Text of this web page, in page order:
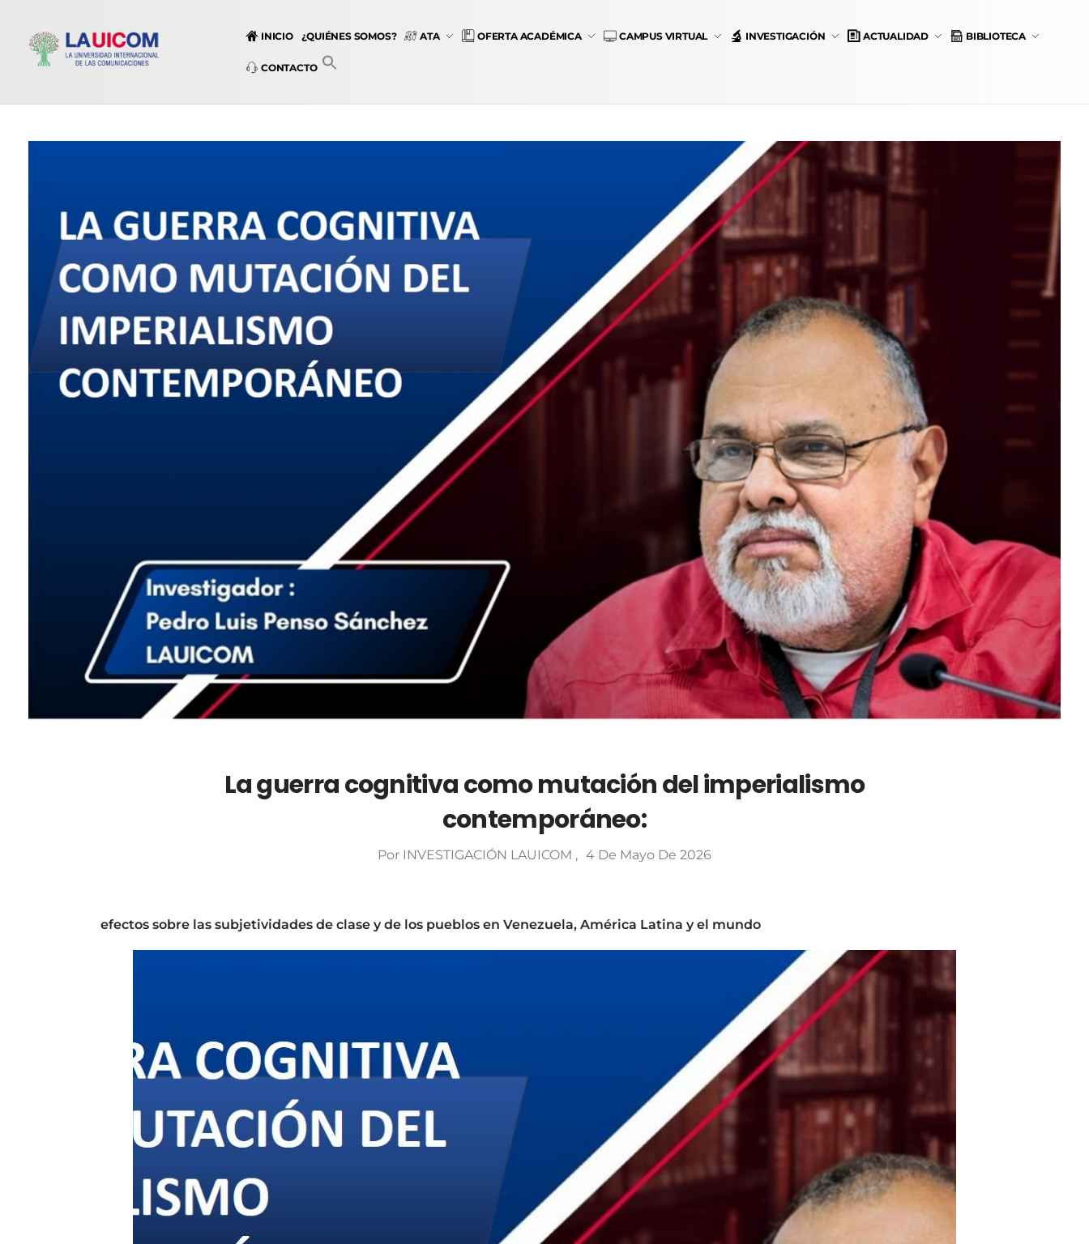
INICIO ¿QUIÉNES SOMOS? ATA OFERTA ACADÉMICA CAMPUS VIRTUAL INVESTIGACIÓN ACTUALIDAD BIBLIOTECA
CONTACTO
La guerra cognitiva como mutación del imperialismo
contemporáneo:
4 De Mayo De 2026
Por INVESTIGACIÓN LAUICOM
efectos sobre las subjetividades de clase y de los pueblos en Venezuela, América Latina y el mundo